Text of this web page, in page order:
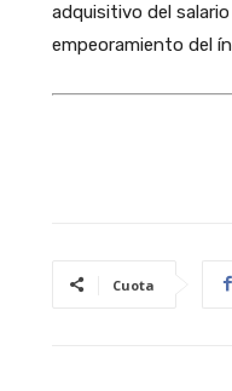
adquisitivo del
empeoramiento del
Cuota